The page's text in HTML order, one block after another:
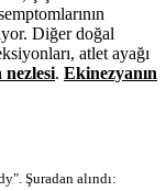
Diğer doğal
atlet ayağı
nezlesi. Ekinezyanın
Şuradan alındı: